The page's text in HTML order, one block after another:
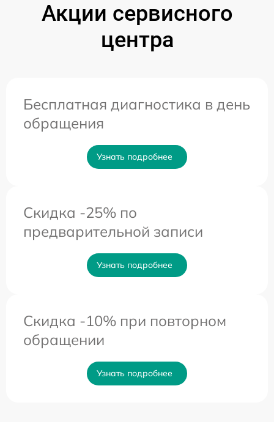
Акции сервисного
центра
Бесплатная диагностика в день
обращения
Узнать подробнее
Скидка -25% по
предварительной записи
Узнать подробнее
Скидка -10% при повторном
обращении
Узнать подробнее